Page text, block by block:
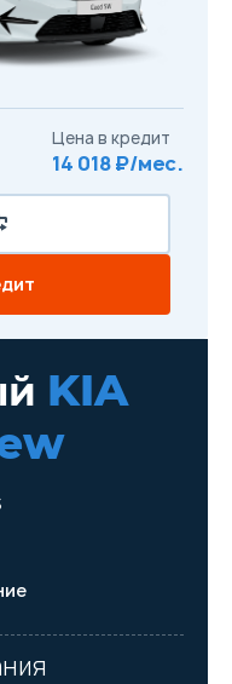
KIA
Цена в кредит
14 018 ₽/мес.